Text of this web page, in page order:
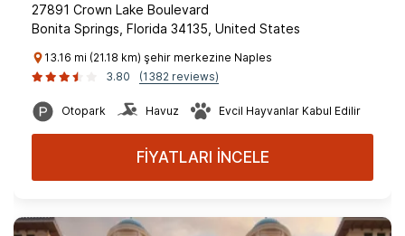
27891 Crown Lake Boulevard
Bonita Springs, Florida 34135, United States
13.16 mi (21.18 km) şehir merkezine Naples
3.80
(1382 reviews)
Otopark Havuz Evcil Hayvanlar Kabul Edilir
FİYATLARI İNCELE